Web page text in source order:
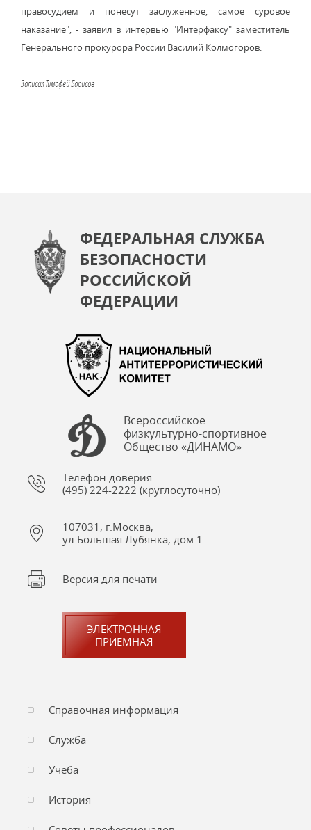
правосудием и понесут заслуженное, самое суровое
наказание", - заявил в интервью "Интерфаксу" заместитель
Генерального прокурора России Василий Колмогоров.
Записал Тимофей Борисов
ФЕДЕРАЛЬНАЯ СЛУЖБА
БЕЗОПАСНОСТИ
РОССИЙСКОЙ
ФЕДЕРАЦИИ
Всероссийское
физкультурно-спортивное
Общество «ДИНАМО»
Телефон доверия:
(495) 224-2222 (круглосуточно)
107031, г.Москва,
ул.Большая Лубянка, дом 1
Версия для печати
ЭЛЕКТРОННАЯ
ПРИЕМНАЯ
Справочная информация
Служба
Учеба
История